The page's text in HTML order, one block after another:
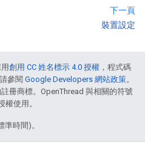
下一頁
裝置設定
創用 CC 姓名標示 4.0 授權 ，程式碼
參閱 Google Developers 網站政策。
冊商標。OpenThread 與相關的符號
權使用。
準時間)。